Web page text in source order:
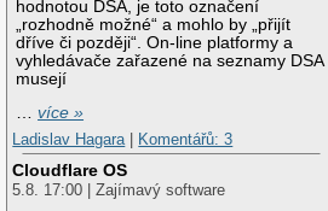
hodnotou DSA, je toto označení
„rozhodně možné“ a mohlo by „přijít
dříve či později“. On-line platformy a
vyhledávače zařazené na seznamy DSA
musejí
…více »
Ladislav Hagara
Komentářů: 3
Cloudflare OS
5.8. 17:00 | Zajímavý software